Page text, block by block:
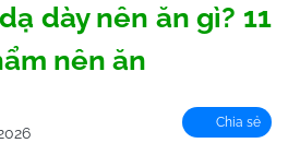
dày nên ăn gì? 11
nên ăn
Chia sẻ